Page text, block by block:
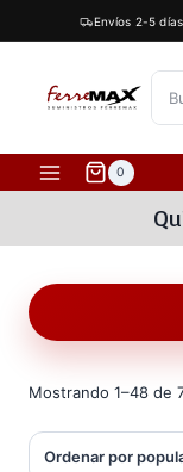
al
contenido
Envíos 2-5
0
Mostrando 1–48 de